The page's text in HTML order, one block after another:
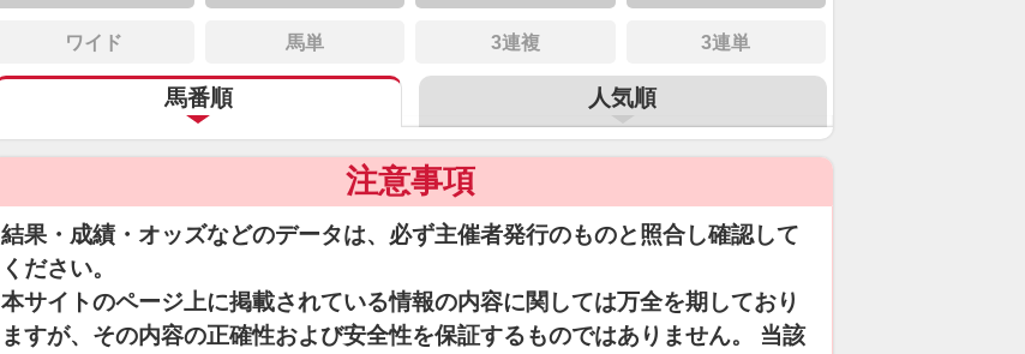
ワイド 馬単 3連複 3連単
馬番順 人気順
注意事項
結果・成績・オッズなどのデータは、必ず主催者発行のものと照合し確認して
ください。
本サイトのページ上に掲載されている情報の内容に関しては万全を期しており
ますが、その内容の正確性および安全性を保証するものではありません。 当該